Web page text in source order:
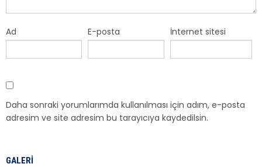
Ad E-posta İnternet sitesi
Daha sonraki yorumlarımda kullanılması için adım, e-posta
adresim ve site adresim bu tarayıcıya kaydedilsin.
GALERI